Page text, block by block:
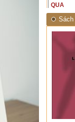
QUA
RỪNG
NHIỆT
ĐỚI"